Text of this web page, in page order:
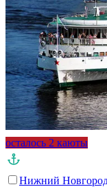
осталось 2 каюты
Нижний